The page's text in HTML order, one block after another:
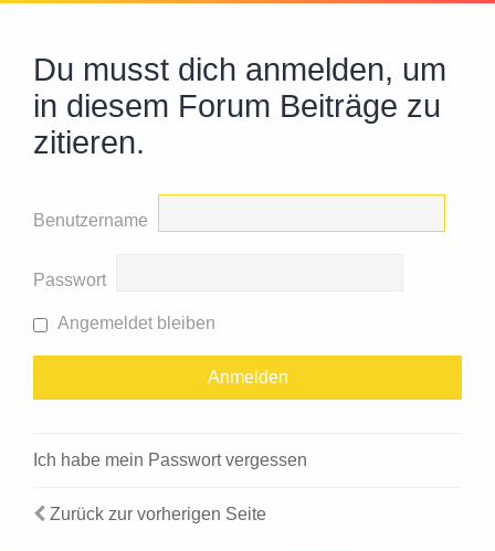
Du musst dich anmelden, um
in diesem Forum Beiträge zu
zitieren.
Benutzername
Passwort
Angemeldet bleiben
Ich habe mein Passwort vergessen
Zurück zur vorherigen Seite